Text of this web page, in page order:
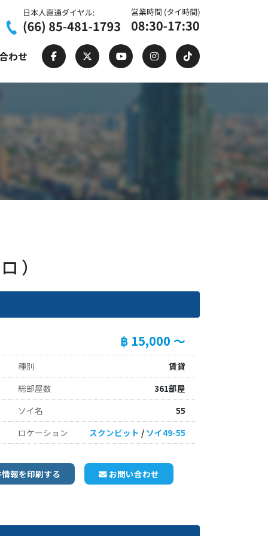
わせ
）
฿ 15,000 ～
種別
賃貸
総部屋数
361部屋
ソイ名
55
ロケーション スクンビット / ソイ49-55
報を印刷する お問い合わせ